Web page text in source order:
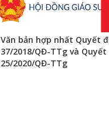
Văn bản hợp nhất Quyết
37/2018/QĐ-TTg và Quyết
25/2020/QĐ-TTg